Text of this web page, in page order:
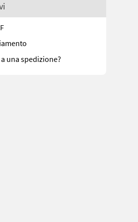
di 3859 cm³ e
una spedizione?